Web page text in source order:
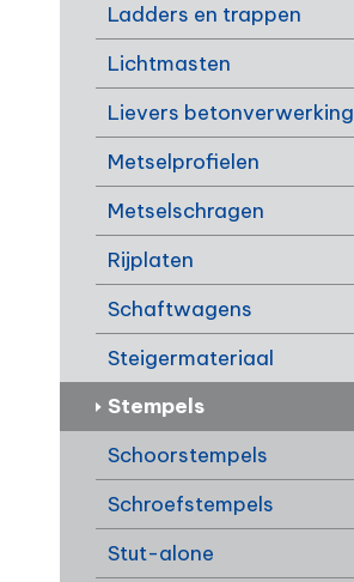
Ladders en trappen
Lichtmasten
Lievers betonverwerking
Metselprofielen
Metselschragen
Rijplaten
Schaftwagens
Steigermateriaal
Stempels
Schoorstempels
Schroefstempels
Stut-alone